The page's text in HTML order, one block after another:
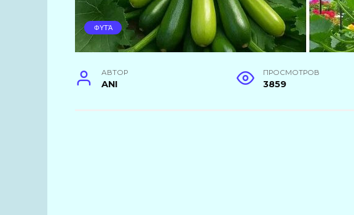
ΦΥΤΆ
АВТОР
ANI
ПРОСМОТРОВ
3859